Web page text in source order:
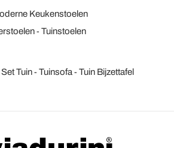
Keukenstoelen
Tuinstoelen
Tuin Tuinsofa Tuin Bijzettafel